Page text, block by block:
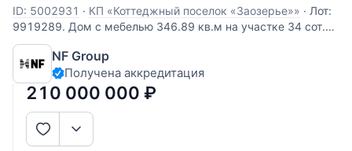
ID: 5002931 · КП «Коттеджный поселок «Заозерье»» · Лот:
9919289. Дом с мебелью 346.89 кв.м на участке 34 cот.
Кол-во спален: 4. Кол-во с/у: 5. Поселок «ЗаОзерье».
Новорижское шоссе, 60 км от МКАД. Без комиссии для
покупателя. Выполненные из деревянного бруса,
увеличенного размера, виллы формируют
NF Group
Получена аккредитация
210 000 000 ₽